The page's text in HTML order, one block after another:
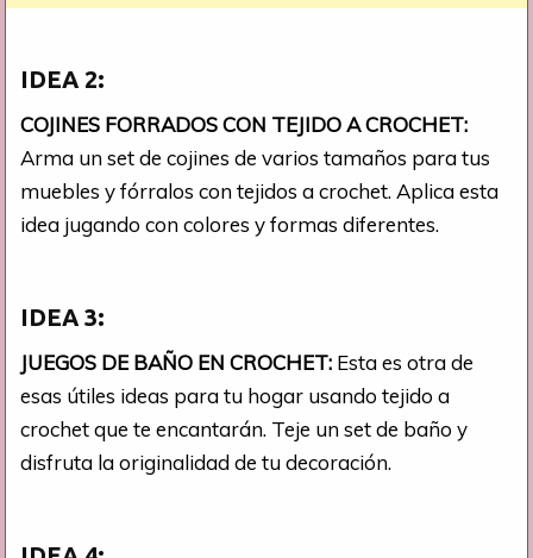
IDEA 2:
COJINES FORRADOS CON TEJIDO A CROCHET:
Arma un set de cojines de varios tamaños para tus
muebles y fórralos con tejidos a crochet. Aplica esta
idea jugando con colores y formas diferentes.
IDEA 3:
JUEGOS DE BAÑO EN CROCHET: Esta es otra de
esas útiles ideas para tu hogar usando tejido a
crochet que te encantarán. Teje un set de baño y
disfruta la originalidad de tu decoración.